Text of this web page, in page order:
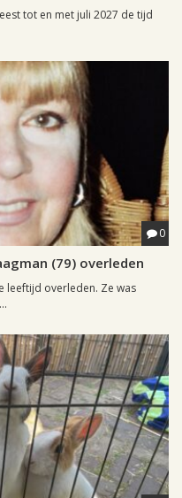
tot en met juli 2027 de tijd
0
(79) overleden
leeftijd overleden. Ze was